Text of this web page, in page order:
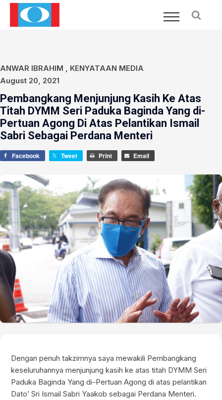
ANWAR IBRAHIM , KENYATAAN MEDIA
August 20, 2021
Pembangkang Menjunjung Kasih Ke Atas
Titah DYMM Seri Paduka Baginda Yang di-
Pertuan Agong Di Atas Pelantikan Ismail
Sabri Sebagai Perdana Menteri
Facebook Tweet Print Email
Dengan penuh takzimnya saya mewakili Pembangkang
keseluruhannya menjunjung kasih ke atas titah DYMM Seri
Paduka Baginda Yang di-Pertuan Agong di atas pelantikan
Dato’ Sri Ismail Sabri Yaakob sebagai Perdana Menteri.